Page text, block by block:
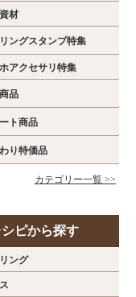
材
ングスタンプ特集
アクセサリ特集
品
ト商品
り特価品
カテゴリー一覧 >>
シピから探す
ング